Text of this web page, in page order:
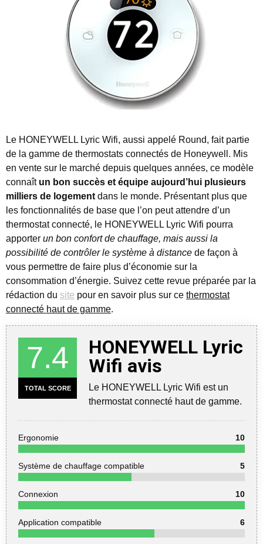
Le HONEYWELL Lyric Wifi, aussi appelé Round, fait partie
de la gamme de thermostats connectés de Honeywell. Mis
en vente sur le marché depuis quelques années, ce modèle
connaît un bon succès et équipe aujourd’hui plusieurs
milliers de logement dans le monde. Présentant plus que
les fonctionnalités de base que l’on peut attendre d’un
thermostat connecté, le HONEYWELL Lyric Wifi pourra
apporter un bon confort de chauffage, mais aussi la
possibilité de contrôler le système à distance de façon à
vous permettre de faire plus d’économie sur la
consommation d’énergie. Suivez cette revue préparée par la
rédaction du site pour en savoir plus sur ce thermostat
connecté haut de gamme.
7.4
TOTAL SCORE
HONEYWELL Lyric
Wifi avis
Le HONEYWELL Lyric Wifi est un
thermostat connecté haut de gamme.
Ergonomie 10
Système de chauffage compatible 5
Connexion 10
Application compatible 6